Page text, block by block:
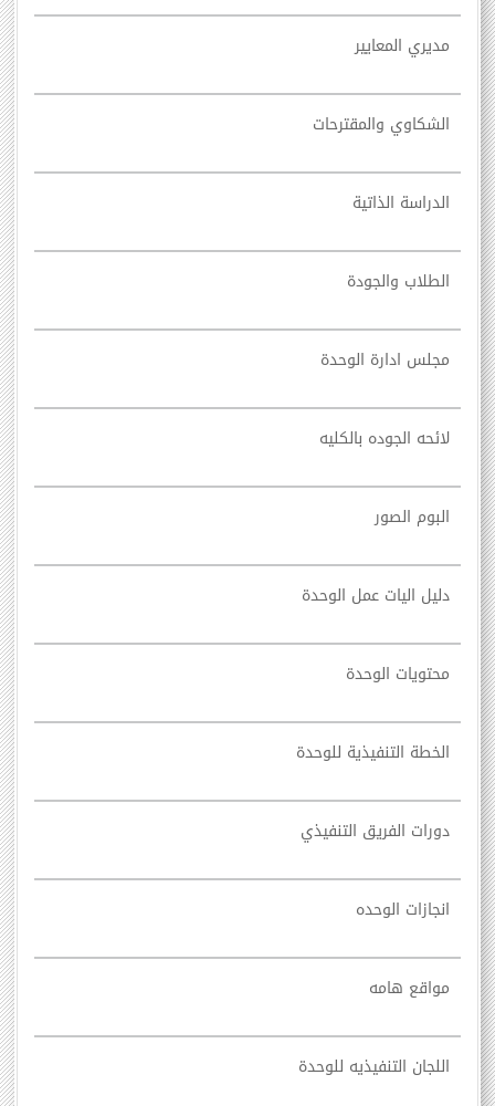
مديري المعايير
الشكاوي والمقترحات
الدراسة الذاتية
الطلاب والجودة
مجلس ادارة الوحدة
لائحه الجوده بالكليه
البوم الصور
دليل اليات عمل الوحدة
محتويات الوحدة
الخطة التنفيذية للوحدة
دورات الفريق التنفيذي
انجازات الوحده
مواقع هامه
اللجان التنفيذيه للوحدة